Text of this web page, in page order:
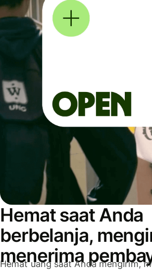
Hemat saat Anda
berbelanja,
menerima
Hemat uang saat Anda mengirim,